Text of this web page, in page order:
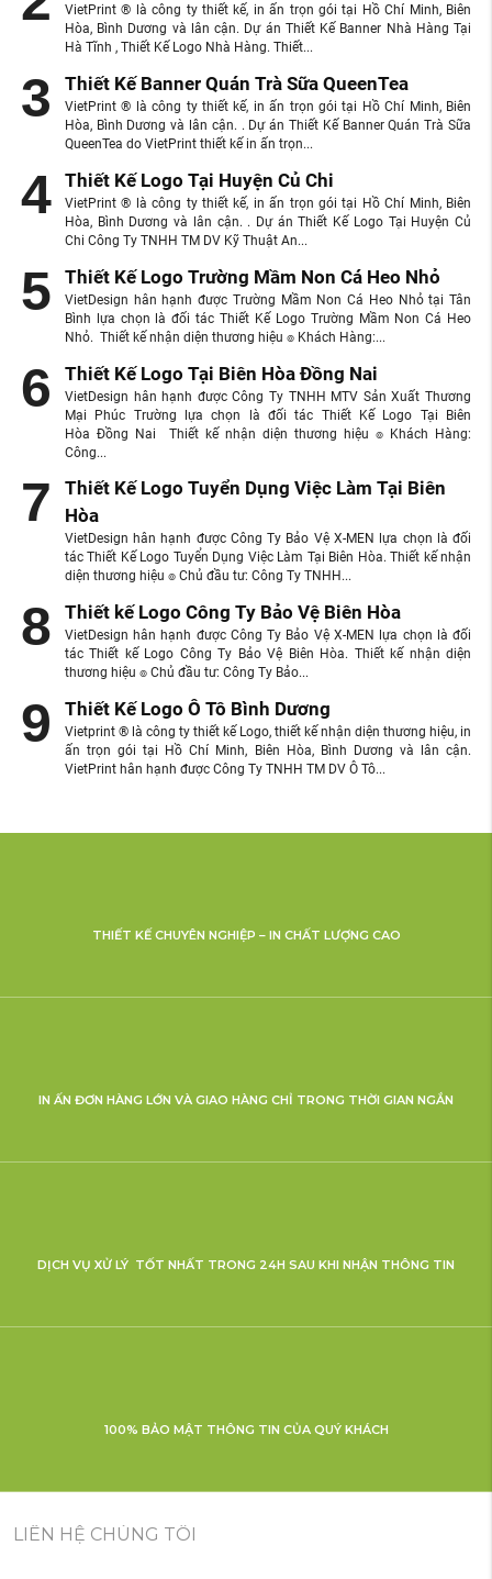
VietPrint ® là công ty thiết kế, in ấn trọn gói tại Hồ Chí Minh, Biên
Hòa, Bình Dương và lân cận. Dự án Thiết Kế Banner Nhà Hàng Tại
Hà Tĩnh , Thiết Kế Logo Nhà Hàng. Thiết...
Thiết Kế Banner Quán Trà Sữa QueenTea
VietPrint ® là công ty thiết kế, in ấn trọn gói tại Hồ Chí Minh, Biên
Hòa, Bình Dương và lân cận. . Dự án Thiết Kế Banner Quán Trà Sữa
QueenTea do VietPrint thiết kế in ấn trọn...
Thiết Kế Logo Tại Huyện Củ Chi
VietPrint ® là công ty thiết kế, in ấn trọn gói tại Hồ Chí Minh, Biên
Hòa, Bình Dương và lân cận. . Dự án Thiết Kế Logo Tại Huyện Củ
Chi Công Ty TNHH TM DV Kỹ Thuật An...
Thiết Kế Logo Trường Mầm Non Cá Heo Nhỏ
VietDesign hân hạnh được Trường Mầm Non Cá Heo Nhỏ tại Tân
Bình lựa chọn là đối tác Thiết Kế Logo Trường Mầm Non Cá Heo
Nhỏ. Thiết kế nhận diện thương hiệu ๏ Khách Hàng:...
Thiết Kế Logo Tại Biên Hòa Đồng Nai
VietDesign hân hạnh được Công Ty TNHH MTV Sản Xuất Thương
Mại Phúc Trường lựa chọn là đối tác Thiết Kế Logo Tại Biên
Hòa Đồng Nai Thiết kế nhận diện thương hiệu ๏ Khách Hàng:
Công...
Thiết Kế Logo Tuyển Dụng Việc Làm Tại Biên
Hòa
VietDesign hân hạnh được Công Ty Bảo Vệ X-MEN lựa chọn là đối
tác Thiết Kế Logo Tuyển Dụng Việc Làm Tại Biên Hòa. Thiết kế nhận
diện thương hiệu ๏ Chủ đầu tư: Công Ty TNHH...
Thiết kế Logo Công Ty Bảo Vệ Biên Hòa
VietDesign hân hạnh được Công Ty Bảo Vệ X-MEN lựa chọn là đối
tác Thiết kế Logo Công Ty Bảo Vệ Biên Hòa. Thiết kế nhận diện
thương hiệu ๏ Chủ đầu tư: Công Ty Bảo...
Thiết Kế Logo Ô Tô Bình Dương
Vietprint ® là công ty thiết kế Logo, thiết kế nhận diện thương hiệu, in
ấn trọn gói tại Hồ Chí Minh, Biên Hòa, Bình Dương và lân cận.
VietPrint hân hạnh được Công Ty TNHH TM DV Ô Tô...
THIẾT KẾ CHUYÊN NGHIỆP – IN CHẤT LƯỢNG CAO
IN ẤN ĐƠN HÀNG LỚN VÀ GIAO HÀNG CHỈ TRONG THỜI GIAN NGẮN
DỊCH VỤ XỬ LÝ TỐT NHẤT TRONG 24H SAU KHI NHẬN THÔNG TIN
100% BẢO MẬT THÔNG TIN CỦA QUÝ KHÁCH
LIÊN HỆ CHÚNG TÔI